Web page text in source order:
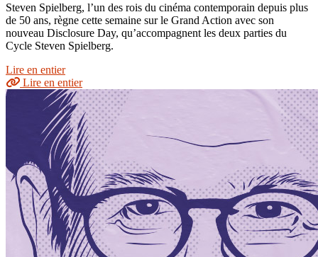
Steven Spielberg, l’un des rois du cinéma contemporain depuis plus
de 50 ans, règne cette semaine sur le Grand Action avec son
nouveau Disclosure Day, qu’accompagnent les deux parties du
Cycle Steven Spielberg.
Lire en entier
Lire en entier